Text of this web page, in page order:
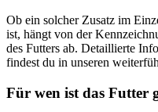
Ob ein solcher Zusatz im
ist, hängt von der
des Futters ab. Detaillierte
findest du in unseren
Für wen ist das Futter